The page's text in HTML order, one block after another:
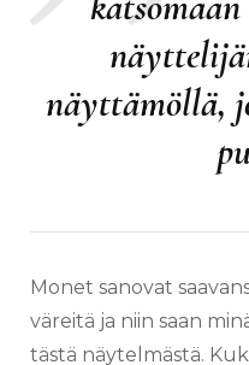
näyttämöllä,
Monet sanovat
väreitä ja niin saan
tästä näytelmästä.